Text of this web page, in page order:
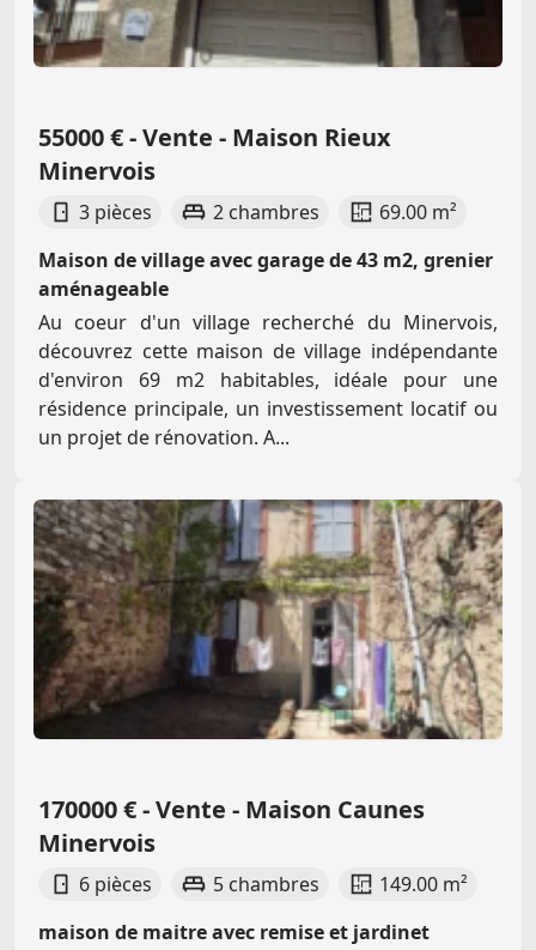
55000 € - Vente - Maison Rieux
Minervois
3 pièces 2 chambres
69.00 m²
Maison de village avec garage de 43 m2, grenier
aménageable
Au coeur d'un village recherché du Minervois,
découvrez cette maison de village indépendante
d'environ 69 m2 habitables, idéale pour une
résidence principale, un investissement locatif ou
un projet de rénovation. A...
170000 € - Vente - Maison Caunes
Minervois
6 pièces 5 chambres
149.00 m²
maison de maitre avec remise et jardinet